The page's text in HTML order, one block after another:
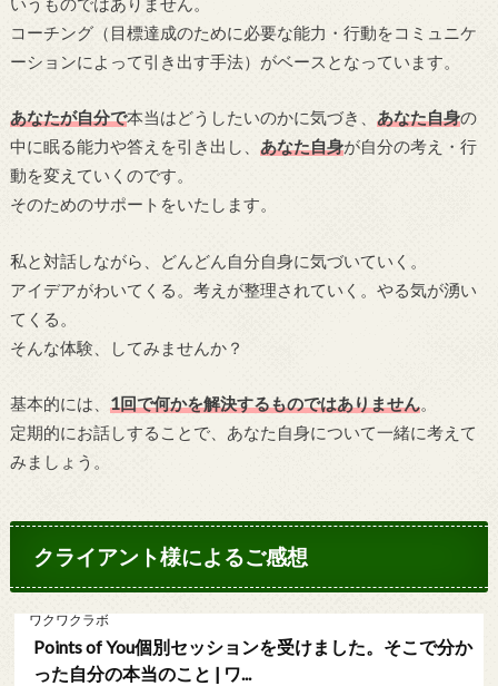
コーチング（目標達成のために必要な能力・行動をコミュニケ
ーションによって引き出す手法）がベースとなっています。
あなたが自分で本当はどうしたいのかに気づき、 あなた自身の
中に眠る能力や答えを引き出し、 あなた自身が自分の考え・行
動を変えていくのです。
そのためのサポートをいたします。
私と対話しながら、どんどん自分自身に気づいていく。
アイデアがわいてくる。考えが整理されていく。やる気が湧い
てくる。
そんな体験、してみませんか？
基本的には、 1回で何かを解決するものではありません。
定期的にお話しすることで、あなた自身について一緒に考えて
みましょう。
クライアント様によるご感想
ワクワクラボ
Points of You個別セッションを受けました。そこで分か
った自分の本当のこと | ワ...